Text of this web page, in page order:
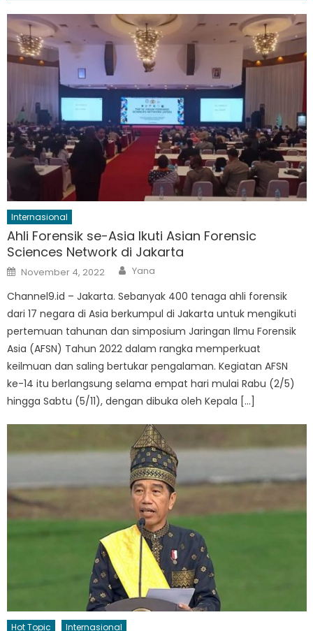
Internasional
Ahli Forensik se-Asia Ikuti Asian Forensic
Sciences Network di Jakarta
Posted
on
November 4, 2022 Author
Yana
Channel9.id – Jakarta. Sebanyak 400 tenaga ahli forensik
dari 17 negara di Asia berkumpul di Jakarta untuk mengikuti
pertemuan tahunan dan simposium Jaringan Ilmu Forensik
Asia (AFSN) Tahun 2022 dalam rangka memperkuat
keilmuan dan saling bertukar pengalaman. Kegiatan AFSN
ke-14 itu berlangsung selama empat hari mulai Rabu (2/5)
hingga Sabtu (5/11), dengan dibuka oleh Kepala […]
Hot Topic Internasional